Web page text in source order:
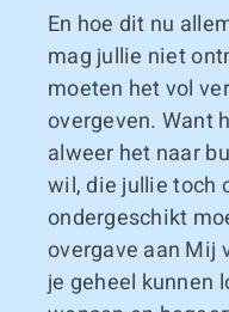
En hoe dit nu
mag jullie niet
moeten het vol
overgeven. Want
alweer het naar
wil, die jullie toch
ondergeschikt
overgave aan Mij
je geheel kunnen